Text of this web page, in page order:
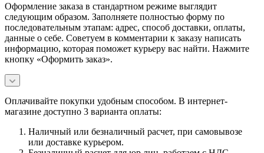
Оформление заказа в стандартном режиме выглядит
следующим образом. Заполняете полностью форму по
последовательным этапам: адрес, способ доставки, оплаты,
данные о себе. Советуем в комментарии к заказу написать
информацию, которая поможет курьеру вас найти. Нажмите
кнопку «Оформить заказ».
Оплачивайте покупки удобным способом. В интернет-
магазине доступно 3 варианта оплаты:
Наличный или безналичный расчет, при самовывозе
или доставке курьером.